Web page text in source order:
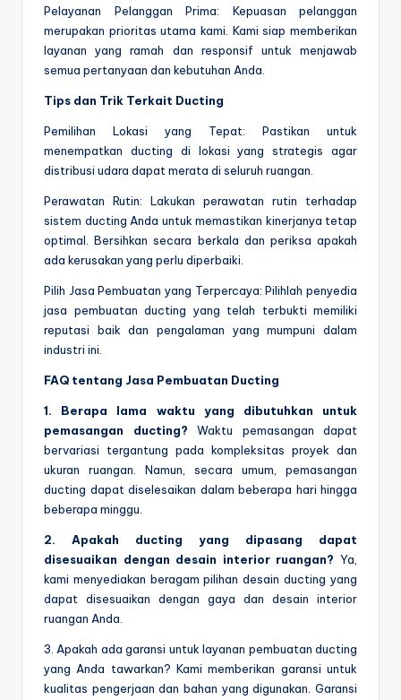
Pelayanan Pelanggan Prima: Kepuasan pelanggan
merupakan prioritas utama kami. Kami siap memberikan
layanan yang ramah dan responsif untuk menjawab
semua pertanyaan dan kebutuhan Anda.
Tips dan Trik Terkait Ducting
Pemilihan Lokasi yang Tepat: Pastikan untuk
menempatkan ducting di lokasi yang strategis agar
distribusi udara dapat merata di seluruh ruangan.
Perawatan Rutin: Lakukan perawatan rutin terhadap
sistem ducting Anda untuk memastikan kinerjanya tetap
optimal. Bersihkan secara berkala dan periksa apakah
ada kerusakan yang perlu diperbaiki.
Pilih Jasa Pembuatan yang Terpercaya: Pilihlah penyedia
jasa pembuatan ducting yang telah terbukti memiliki
reputasi baik dan pengalaman yang mumpuni dalam
industri ini.
FAQ tentang Jasa Pembuatan Ducting
1. Berapa lama waktu yang dibutuhkan untuk
pemasangan ducting? Waktu pemasangan dapat
bervariasi tergantung pada kompleksitas proyek dan
ukuran ruangan. Namun, secara umum, pemasangan
ducting dapat diselesaikan dalam beberapa hari hingga
beberapa minggu.
2. Apakah ducting yang dipasang dapat
disesuaikan dengan desain interior ruangan? Ya,
kami menyediakan beragam pilihan desain ducting yang
dapat disesuaikan dengan gaya dan desain interior
ruangan Anda.
3. Apakah ada garansi untuk layanan pembuatan ducting
yang Anda tawarkan? Kami memberikan garansi untuk
kualitas pengerjaan dan bahan yang digunakan. Garansi